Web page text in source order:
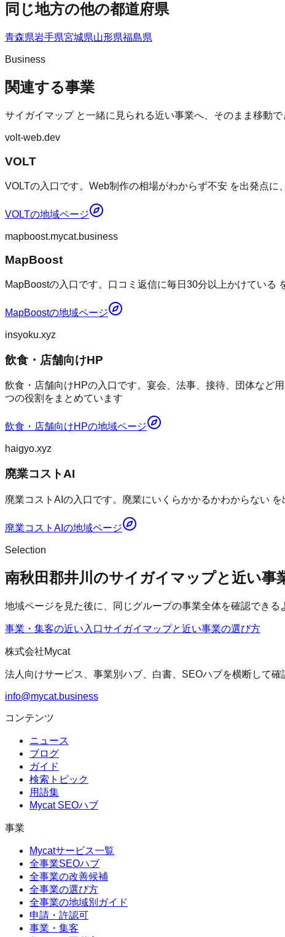
同じ地方の他の都道府県
青森県岩手県宮城県山形県福島県
Business
関連する事業
サイガイマップと一緒に見られる近い事業へ、そのまま移動で
volt-web.dev
VOLT
VOLTの入口です。Web制作の相場がわからず不安 を出発点
VOLTの地域ページ
mapboost.mycat.business
MapBoost
MapBoostの入口です。口コミ返信に毎日30分以上かけてい
MapBoostの地域ページ
insyoku.xyz
飲食・店舗向けHP
飲食・店舗向けHPの入口です。宴会、法事、接待、団体など
つの役割をまとめています
飲食・店舗向けHPの地域ページ
haigyo.xyz
廃業コストAI
廃業コストAIの入口です。廃業にいくらかかるかわからない
廃業コストAI の地域ページ
Selection
南秋田郡井川のサイガイマップと近い事
地域ページを見た後に、同じグループの事業全体を確認できる
事業・集客の近い入口サイガイマップと近い事業の選び方
株式会社Mycat
法人向けサービス、事業別ハブ、白書、SEOハブを横断して確
info@mycat.business
コンテンツ
ニュース
ブログ
ガイド
検索トピック
用語集
Mycat SEOハブ
事業
Mycatサービス一覧
全事業SEOハブ
全事業の改善候補
全事業の選び方
全事業の地域別ガイド
申請・許認可
事業・集客